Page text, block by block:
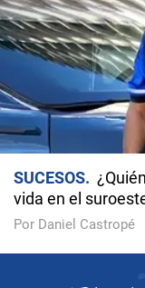
SUCESOS
vida en el
Por Daniel Castropé